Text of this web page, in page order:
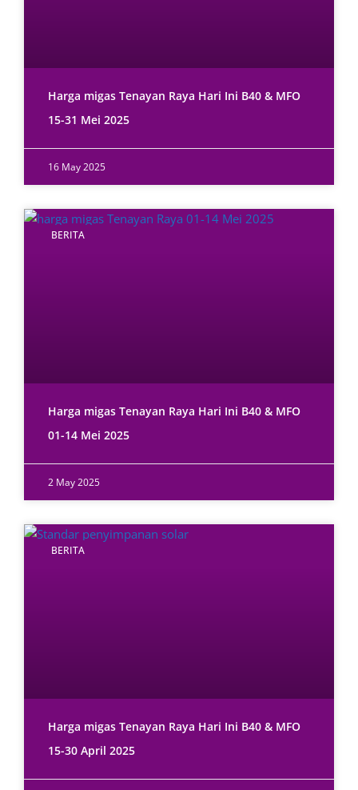
Harga migas Tenayan Raya Hari Ini B40 & MFO
15-31 Mei 2025
16 May 2025
BERITA
Harga migas Tenayan Raya Hari Ini B40 & MFO
01-14 Mei 2025
2 May 2025
BERITA
Harga migas Tenayan Raya Hari Ini B40 & MFO
15-30 April 2025